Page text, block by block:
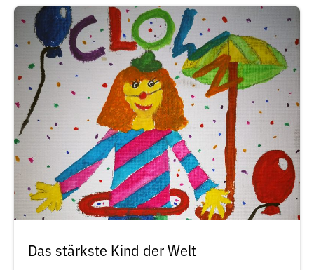
Das stärkste Kind der Welt